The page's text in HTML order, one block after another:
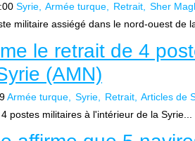
Syrie Armée turque Retrait
Sher
militaire assiégé dans le nord-ouest de
le retrait de 4
(AMN)
Armée turque Syrie Retrait Articles de
postes militaires à l'intérieur de la Syrie...